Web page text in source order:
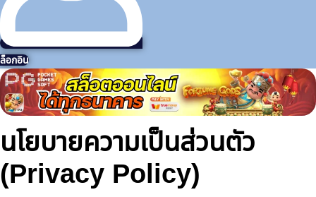
ล็อกอิน
นโยบายความเป็นส่วนตัว
(Privacy Policy)